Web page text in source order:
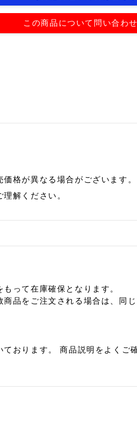
この商品について問い合わ
格が異なる場合がございます。
解ください。
って在庫確保となります。
品をご注文される場合は、同
おります。 商品説明をよくご